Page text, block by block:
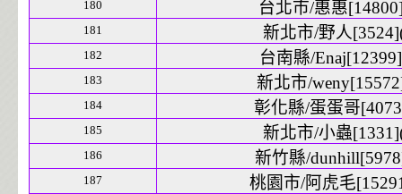
180 台北市/惠惠
181 新北市/野人
182 台南縣/
183 新北市/
184 彰化縣/蛋蛋哥
185 新北市/小蟲
186 新竹縣/
187 桃園市/阿虎毛